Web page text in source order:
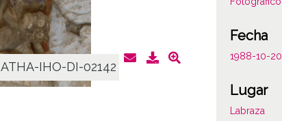
ATHA-IHO-DI-02142
Fecha
1988-10-20
Lugar
Labraza